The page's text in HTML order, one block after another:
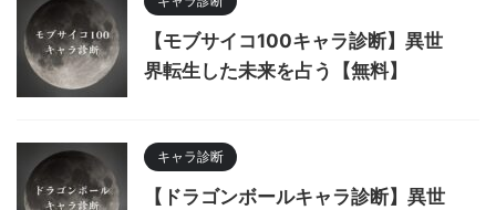
【モブサイコ100キャラ診断】異世
界転生した未来を占う【無料】
キャラ診断
【ドラゴンボールキャラ診断】異世